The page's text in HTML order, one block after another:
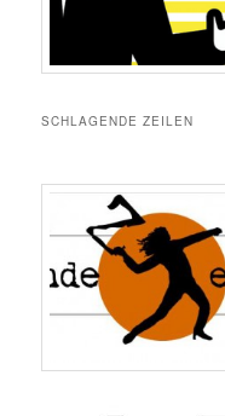
SCHLAGENDE ZEILEN